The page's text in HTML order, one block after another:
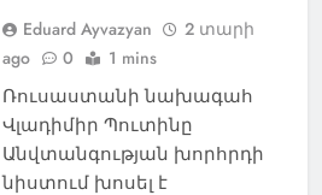
Eduard Ayvazyan
2 տարի
ago
0 1 mins
Ռուսաստանի նախագահ
Վլադիմիր Պուտինը
Անվտանգության խորհրդի
նիստում խոսել է